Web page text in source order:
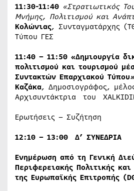
11:30-11:40 «Στρατιωτικός
Μνήμης, Πολιτισμού και
Κολώνιας, Συνταγματάρχης
Τύπου ΓΕΣ
11:40 – 11:50 «Δημιουργία
πολιτισμού και τουρισμού
Συντακτών Επαρχιακού Τύπου»
Καζάκα, Δημοσιογράφος,
Αρχισυντάκτρια του
Ερωτήσεις – Συζήτηση
12:10 – 13:00 Δ’ ΣΥΝΕΔΡΙΑ
Ενημέρωση από τη Γενική
Περιφερειακής Πολιτικής
της Ευρωπαϊκής Επιτροπής (